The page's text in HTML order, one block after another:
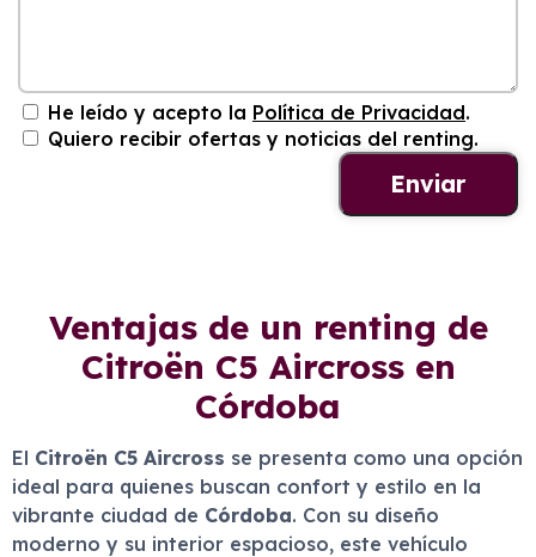
He leído y acepto la Política de Privacidad.
Quiero recibir ofertas y noticias del renting.
Ventajas de un renting de
Citroën C5 Aircross en
Córdoba
El Citroën C5 Aircross se presenta como una opción
ideal para quienes buscan confort y estilo en la
vibrante ciudad de Córdoba. Con su diseño
moderno y su interior espacioso, este vehículo